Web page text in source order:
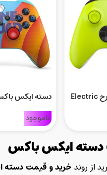
دسته ایکس باکس طرح Electric
Legacy Tune
Squad
ناموجود
دسته ایکس باکس
از روندخرید و قیمت